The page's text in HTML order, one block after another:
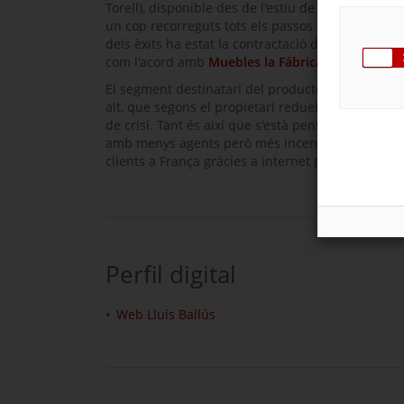
Torell), disponible des de l'estiu de 2009, va
un cop recorreguts tots els passos de la cadena
dels èxits ha estat la contractació de la cadena
com l'acord amb Muebles la Fábrica
i altres
El segment destinatari del producte de Lluís
alt, que segons el propietari redueix menys la
de crisi. Tant és així que s'està pensant en
amb menys agents però més incentius. Tot i
clients a França gràcies a Internet podrien
Perfil digital
Web Lluís Ballús